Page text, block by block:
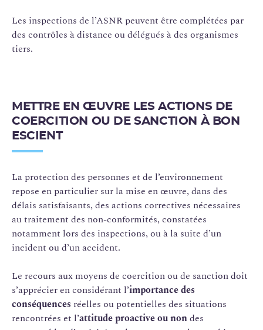
Les inspections de l’ASNR peuvent être complétées par
des contrôles à distance ou délégués à des organismes
tiers.
METTRE EN ŒUVRE LES ACTIONS DE
COERCITION OU DE SANCTION À BON
ESCIENT
La protection des personnes et de l’environnement
repose en particulier sur la mise en œuvre, dans des
délais satisfaisants, des actions correctives nécessaires
au traitement des non-conformités, constatées
notamment lors des inspections, ou à la suite d’un
incident ou d’un accident.
Le recours aux moyens de coercition ou de sanction doit
s’apprécier en considérant l’importance des
conséquences réelles ou potentielles des situations
rencontrées et l’attitude proactive ou nondes